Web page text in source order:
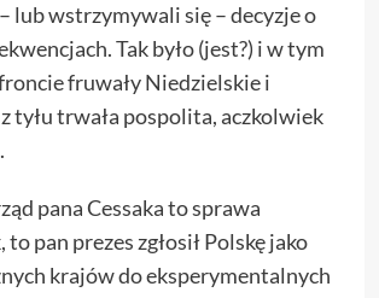
lub wstrzymywali się – decyzje o
Tak było (jest?) i w tym
fruwały Niedzielskie i
tyłu trwała pospolita, aczkolwiek
pana Cessaka to sprawa
to pan prezes zgłosił Polskę jako
krajów do eksperymentalnych